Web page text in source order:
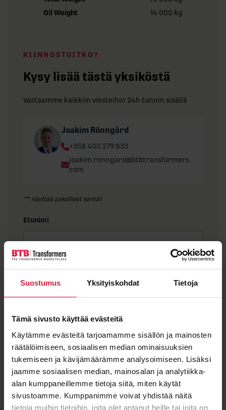
Suostumus Yksityiskohdat Tietoja
Tämä sivusto käyttää evästeitä
Käytämme evästeitä tarjoamamme sisällön ja mainosten
räätälöimiseen, sosiaalisen median ominaisuuksien
tukemiseen ja kävijämäärämme analysoimiseen. Lisäksi
jaamme sosiaalisen median, mainosalan ja analytiikka-
alan kumppaneillemme tietoja siitä, miten käytät
sivustoamme. Kumppanimme voivat yhdistää näitä
tietoja muihin tietoihin, joita olet antanut heille tai joita on
Oil Weight
14 000 kg
KIINNOSTUITKO?
Kysy lisää tästä yksiköstä
Vastaamme kaikkiin viesteihin 24h tunnin sisällä
Joakim Rönngård
Phone:
+358 400 279 833
Email:
joakim.ronngard@btbtransformers.
com
"*" näyttää pakolliset kentät
Etunimi
Sähköposti *
Viesti